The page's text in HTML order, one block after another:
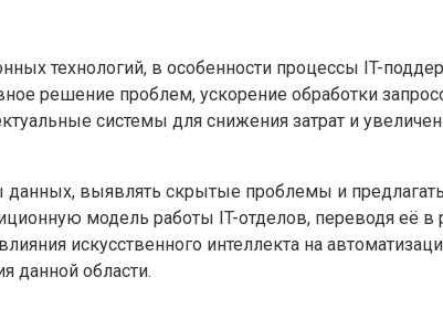
технологий, в особенности процессы IT-
решение проблем, ускорение обработки
системы для снижения затрат и
выявлять скрытые проблемы и
модель работы IT-отделов, переводя её
искусственного интеллекта на
данной области.